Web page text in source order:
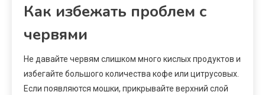
Как избежать проблем с
червями
Не давайте червям слишком много кислых продуктов и
избегайте большого количества кофе или цитрусовых.
Если появляются мошки, прикрывайте верхний слой